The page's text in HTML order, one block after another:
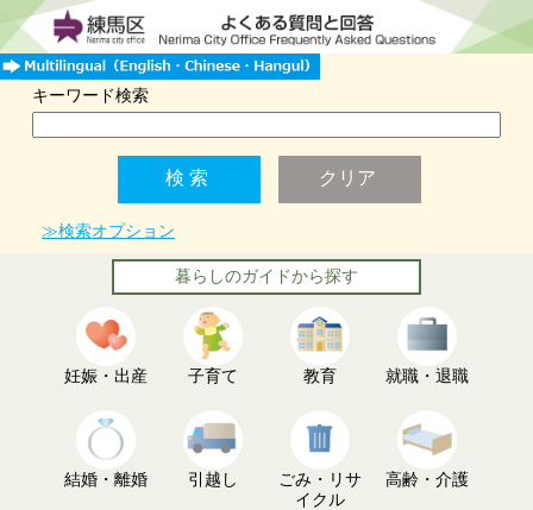
キーワード検索
≫検索オプション
暮らしのガイドから探す
妊娠・出産 子育て 教育 就職・退職
結婚・離婚 引越し
ごみ・リサ
イクル
高齢・介護